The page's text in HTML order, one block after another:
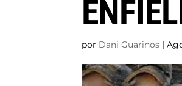
por Dani Guarinos |